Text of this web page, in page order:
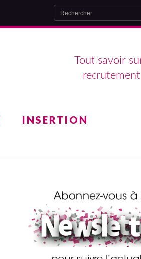
Tout savoir
recrutement
INSERTION